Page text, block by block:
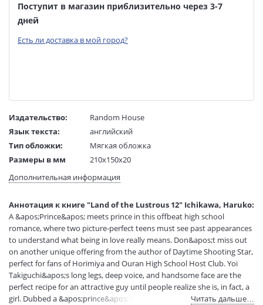
Поступит в магазин приблизительно через 3-7
дней
Есть ли доставка в мой город?
Издательство:
Random House
Язык текста:
английский
Тип обложки:
Мягкая обложка
Размеры в мм
210x150x20
Вес:
1 гр.
Код товара:
50080648
Артикул:
16017894
ISBN:
9781646516209
В продаже с:
06.10.2023
Дополнительная информация
Аннотация к книге "Land of the Lustrous 12" Ichikawa, Haruko:
A &apos;Prince&apos; meets prince in this offbeat high school
romance, where two picture-perfect teens must see past appearances
to understand what being in love really means. Don&apos;t miss out
on another unique offering from the author of Daytime Shooting Star,
perfect for fans of Horimiya and Ouran High School Host Club. Yoi
Takiguchi&apos;s long legs, deep voice, and handsome face are the
perfect recipe for an attractive guy until people realize she is, in fact, a
girl. Dubbed a &apos;prince&apos; by her peers since childhood, Yoi
Читать дальше…